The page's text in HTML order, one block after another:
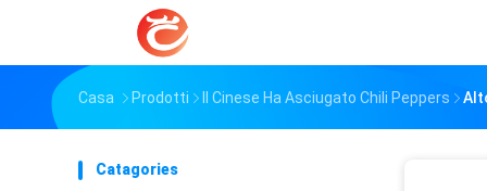
Casa Prodotti Il Cinese Ha Asciugato Chili Peppers
Catagories